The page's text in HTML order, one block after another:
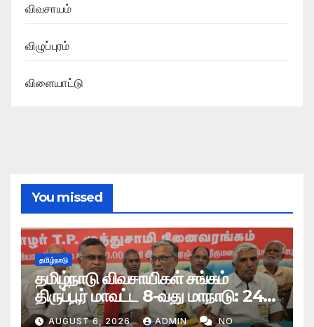
விவசாயம்
விழுப்புரம்
விளையாட்டு
You missed
தமிழ்நாடு
தமிழ்நாடு விவசாயிகள் சங்கம்
திருப்பூர் மாவட்ட 8-வது மாநாடு: 24
தீர்மானங்கள் நிறைவேற்றம்
AUGUST 6, 2026 ADMIN NO